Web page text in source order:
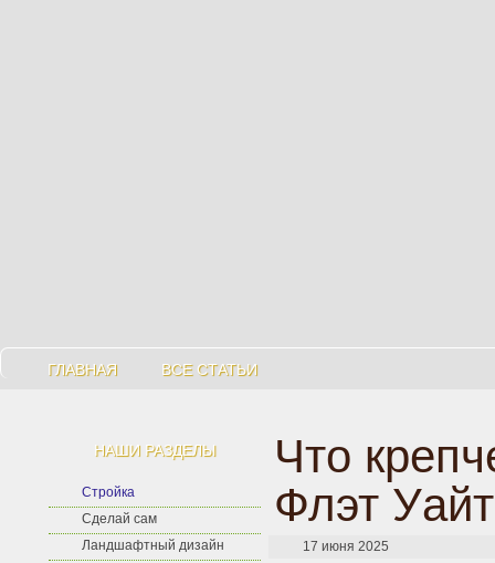
ГЛАВНАЯ ВСЕ СТАТЬИ
НАШИ РАЗДЕЛЫ
Стройка
Сделай сам
Ландшафтный дизайн
Что
Флэт
17 июня 2025